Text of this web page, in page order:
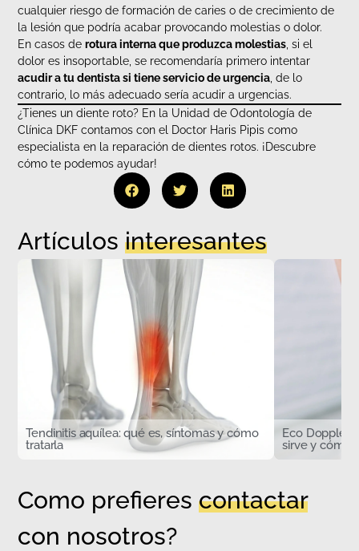
cualquier riesgo de formación de caries o de crecimiento de
la lesión que podría acabar provocando molestias o dolor.
En casos derotura interna que produzca molestias , si el
dolor es insoportable, se recomendaría primero intentar
acudir a tu dentista si tiene servicio de urgencia , de lo
contrario, lo más adecuado sería acudir a urgencias.
¿Tienes un diente roto? En la Unidad de Odontología de
Clínica DKF contamos con el Doctor Haris Pipis como
especialista en la reparación de dientes rotos. ¡Descubre
cómo te podemos ayudar!
Artículosinteresantes
Tendinitis aquílea: qué es, síntomas y cómo
tratarla
Eco Doppler
sirve y cómo
Como prefierescontactar
con nosotros?